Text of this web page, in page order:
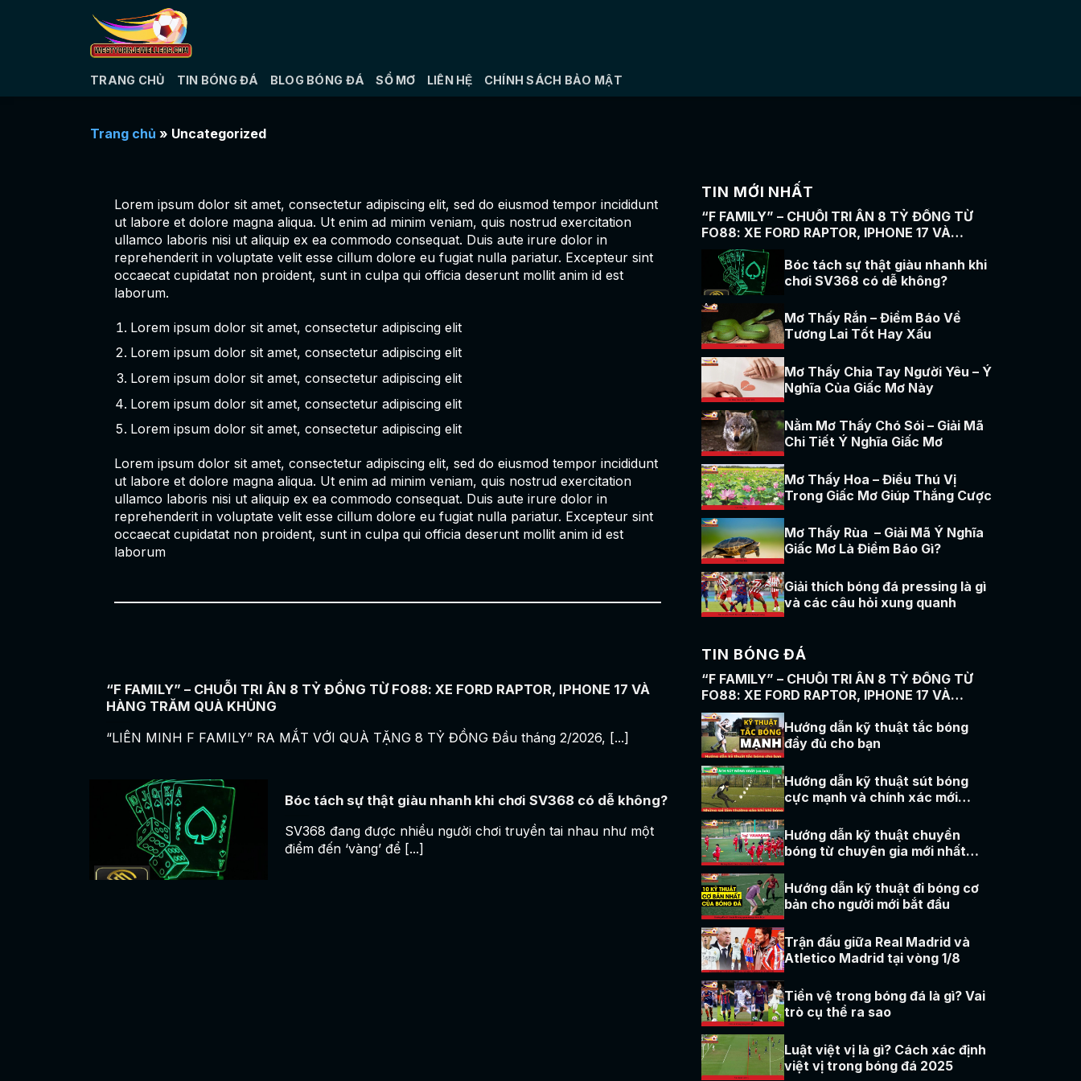
TRANG CHỦ TIN BÓNG ĐÁ BLOG BÓNG ĐÁ SỔ MƠ LIÊN HỆ CHÍNH SÁCH BẢO MẬT
Trang chủ » Uncategorized
Lorem ipsum dolor sit amet, consectetur adipiscing elit, sed do eiusmod tempor incididunt
ut labore et dolore magna aliqua. Ut enim ad minim veniam, quis nostrud exercitation
ullamco laboris nisi ut aliquip ex ea commodo consequat. Duis aute irure dolor in
reprehenderit in voluptate velit esse cillum dolore eu fugiat nulla pariatur. Excepteur sint
occaecat cupidatat non proident, sunt in culpa qui officia deserunt mollit anim id est
laborum.
Lorem ipsum dolor sit amet, consectetur adipiscing elit
Lorem ipsum dolor sit amet, consectetur adipiscing elit
Lorem ipsum dolor sit amet, consectetur adipiscing elit
Lorem ipsum dolor sit amet, consectetur adipiscing elit
Lorem ipsum dolor sit amet, consectetur adipiscing elit
Lorem ipsum dolor sit amet, consectetur adipiscing elit, sed do eiusmod tempor incididunt
ut labore et dolore magna aliqua. Ut enim ad minim veniam, quis nostrud exercitation
ullamco laboris nisi ut aliquip ex ea commodo consequat. Duis aute irure dolor in
reprehenderit in voluptate velit esse cillum dolore eu fugiat nulla pariatur. Excepteur sint
occaecat cupidatat non proident, sunt in culpa qui officia deserunt mollit anim id est
laborum
“F FAMILY” – CHUỖI TRI ÂN 8 TỶ ĐỒNG TỪ FO88: XE FORD RAPTOR, IPHONE 17 VÀ
HÀNG TRĂM QUÀ KHỦNG
“LIÊN MINH F FAMILY” RA MẮT VỚI QUÀ TẶNG 8 TỶ ĐỒNG Đầu tháng 2/2026, [...]
Bóc tách sự thật giàu nhanh khi chơi SV368 có dễ không?
SV368 đang được nhiều người chơi truyền tai nhau như một
điểm đến ‘vàng’ để [...]
TIN MỚI NHẤT
“F FAMILY” – CHUỖI TRI ÂN 8 TỶ ĐỒNG TỪ
FO88: XE FORD RAPTOR, IPHONE 17 VÀ
HÀNG TRĂM QUÀ KHỦNG
Bóc tách sự thật giàu nhanh khi
chơi SV368 có dễ không?
Mơ Thấy Rắn – Điềm Báo Về
Tương Lai Tốt Hay Xấu
Mơ Thấy Chia Tay Người Yêu – Ý
Nghĩa Của Giấc Mơ Này
Nằm Mơ Thấy Chó Sói – Giải Mã
Chi Tiết Ý Nghĩa Giấc Mơ
Mơ Thấy Hoa – Điều Thú Vị
Trong Giấc Mơ Giúp Thắng Cược
Mơ Thấy Rùa – Giải Mã Ý Nghĩa
Giấc Mơ Là Điềm Báo Gì?
Giải thích bóng đá pressing là gì
và các câu hỏi xung quanh
TIN BÓNG ĐÁ
“F FAMILY” – CHUỖI TRI ÂN 8 TỶ ĐỒNG TỪ
FO88: XE FORD RAPTOR, IPHONE 17 VÀ
HÀNG TRĂM QUÀ KHỦNG
Hướng dẫn kỹ thuật tắc bóng
đầy đủ cho bạn
Hướng dẫn kỹ thuật sút bóng
cực mạnh và chính xác mới
Hướng dẫn kỹ thuật chuyền
bóng từ chuyên gia mới nhất
Hướng dẫn kỹ thuật đi bóng cơ
bản cho người mới bắt đầu
Trận đấu giữa Real Madrid và
Atletico Madrid tại vòng 1/8
Tiền vệ trong bóng đá là gì? Vai
trò cụ thể ra sao
Luật việt vị là gì? Cách xác định
việt vị trong bóng đá 2025